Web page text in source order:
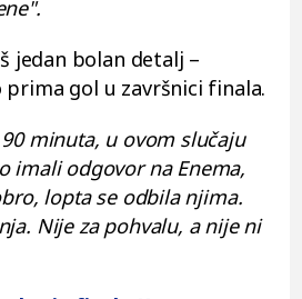
jedan bolan detalj –
prima gol u završnici finala.
minuta, u ovom slučaju
imali odgovor na Enema,
lopta se odbila njima.
Nije za pohvalu, a nije ni